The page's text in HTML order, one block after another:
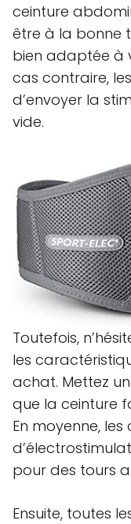
ceinture
être à la bonne
bien adaptée à
cas contraire,
d’envoyer la
vide.
Toutefois,
les
achat. Mettez
que la ceinture
En moyenne,
pour des tours
Ensuite, toutes